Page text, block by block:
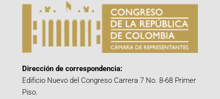
Dirección de correspondencia:
Edificio Nuevo del Congreso Carrera 7 No. 8-68 Primer
Piso.